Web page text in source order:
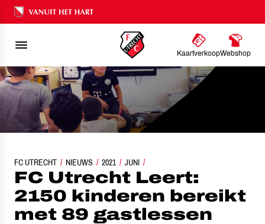
Ons nalatenschap
KaartverkoopWebshop
FC UTRECHT NIEUWS 2021 JUNI
FC UTRECHT LEERT: 2150 KINDEREN BEREIKT MET 89 GASTLESSEN
FC Utrecht Leert:
2150 kinderen bereikt
met 89 gastlessen